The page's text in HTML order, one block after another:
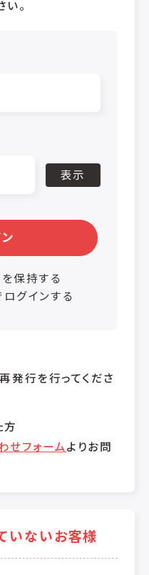
。
表示
保持する
グインする
発行を行ってくださ
方
せフォームよりお問
いないお客様